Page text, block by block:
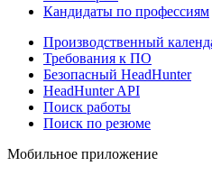
Кандидаты по профессиям
Производственный
Требования к ПО
Безопасный HeadHunter
HeadHunter API
Поиск работы
Поиск по резюме
Мобильное приложение